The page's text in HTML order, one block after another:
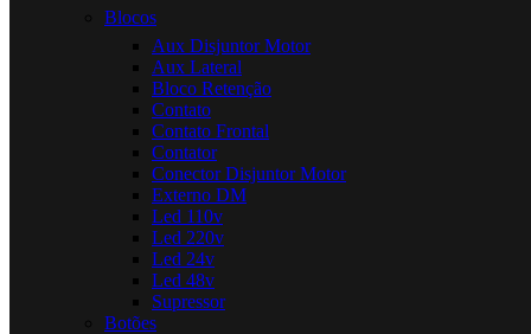
Blocos
Aux Disjuntor Motor
Aux Lateral
Bloco Retenção
Contato
Contato Frontal
Contator
Conector Disjuntor Motor
Externo DM
Led 110v
Led 220v
Led 24v
Led 48v
Supressor
Botões